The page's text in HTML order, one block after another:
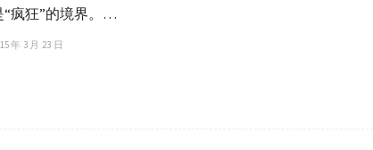
“疯狂”的境界。…
年 3 月 23 日